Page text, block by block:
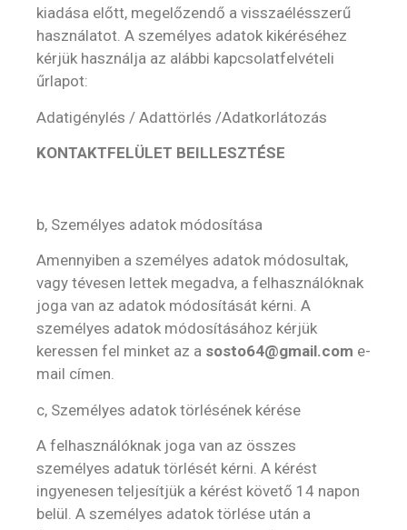
kiadása előtt, megelőzendő a visszaélésszerű
használatot. A személyes adatok kikéréséhez
kérjük használja az alábbi kapcsolatfelvételi
űrlapot:
Adatigénylés / Adattörlés /Adatkorlátozás
KONTAKTFELÜLET BEILLESZTÉSE
b, Személyes adatok módosítása
Amennyiben a személyes adatok módosultak,
vagy tévesen lettek megadva, a felhasználóknak
joga van az adatok módosítását kérni. A
személyes adatok módosításához kérjük
keressen fel minket az a sosto64@gmail.com e-
mail címen.
c, Személyes adatok törlésének kérése
A felhasználóknak joga van az összes
személyes adatuk törlését kérni. A kérést
ingyenesen teljesítjük a kérést követő 14 napon
belül. A személyes adatok törlése után a